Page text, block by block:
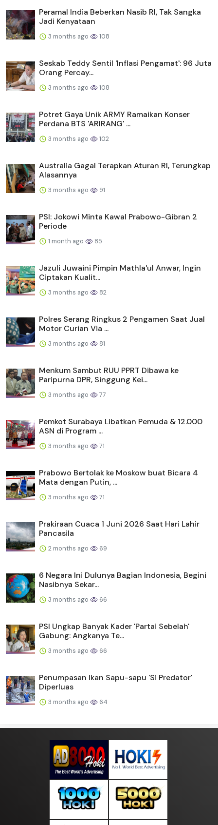
Peramal India Beberkan Nasib RI, Tak Sangka
Jadi Kenyataan
3 months ago 108
Seskab Teddy Sentil 'Inflasi Pengamat': 96 Juta
Orang Percay...
3 months ago 108
Potret Gaya Unik ARMY Ramaikan Konser
Perdana BTS 'ARIRANG' ...
3 months ago 102
Australia Gagal Terapkan Aturan RI, Terungkap
Alasannya
3 months ago 91
PSI: Jokowi Minta Kawal Prabowo-Gibran 2
Periode
1 month ago 85
Jazuli Juwaini Pimpin Mathla'ul Anwar, Ingin
Ciptakan Kualit...
3 months ago 82
Polres Serang Ringkus 2 Pengamen Saat Jual
Motor Curian Via ...
3 months ago 81
Menkum Sambut RUU PPRT Dibawa ke
Paripurna DPR, Singgung Kei...
3 months ago 77
Pemkot Surabaya Libatkan Pemuda & 12.000
ASN di Program ...
3 months ago 71
Prabowo Bertolak ke Moskow buat Bicara 4
Mata dengan Putin, ...
3 months ago 71
Prakiraan Cuaca 1 Juni 2026 Saat Hari Lahir
Pancasila
2 months ago 69
6 Negara Ini Dulunya Bagian Indonesia, Begini
Nasibnya Sekar...
3 months ago 66
PSI Ungkap Banyak Kader 'Partai Sebelah'
Gabung: Angkanya Te...
3 months ago 66
Penumpasan Ikan Sapu-sapu 'Si Predator'
Diperluas
3 months ago 64